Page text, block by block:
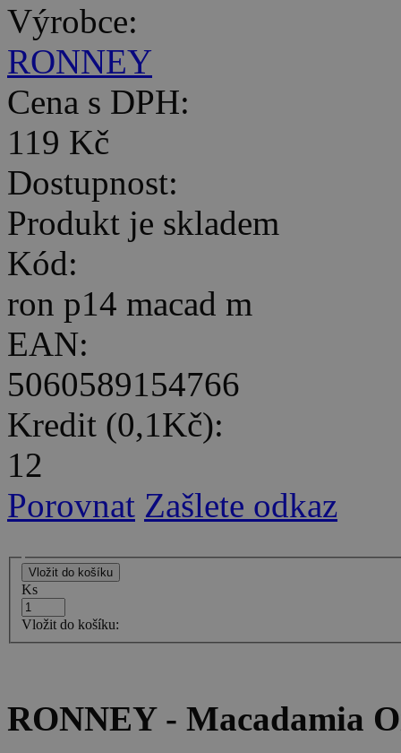
Výrobce:
RONNEY
Cena s DPH:
119 Kč
Dostupnost:
Produkt je skladem
Kód:
ron p14 macad m
EAN:
5060589154766
Kredit (0,1Kč):
12
Porovnat Zašlete odkaz
Ks
Vložit do košíku:
RONNEY - Macadamia